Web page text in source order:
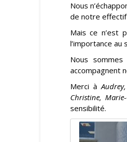
Nous
de notre effectif
Mais ce n’est
l’importance au
Nous
accompagnent
Merci à
Christine,
sensibilité.